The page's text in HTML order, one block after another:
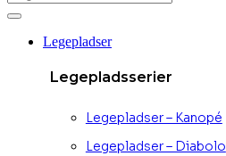
Legepladser
Legepladsserier
Legepladser – Kanopé
Legepladser – Diabolo